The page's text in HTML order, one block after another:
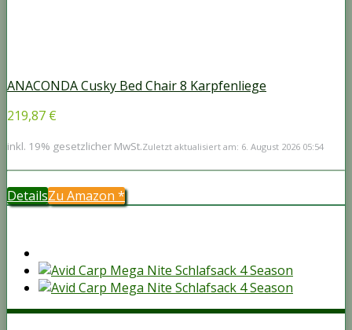
ANACONDA Cusky Bed Chair 8 Karpfenliege
219,87 €
inkl. 19% gesetzlicher MwSt.Zuletzt aktualisiert am: 6. August 2026 05:54
DetailsZu Amazon *